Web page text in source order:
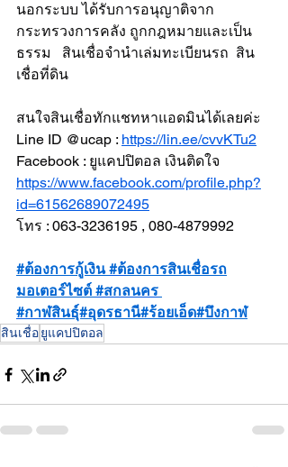
นอกระบบ ได้รับการอนุญาติจาก
กระทรวงการคลัง ถูกกฎหมายและเป็น
ธรรม   สินเชื่อจำนำเล่มทะเบียนรถ  สิน
เชื่อที่ดิน
สนใจสินเชื่อทักแชทหาแอดมินได้เลยค่ะ
Line ID @ucap : https://lin.ee/cvvKTu2
Facebook : ยูแคปปิตอล เงินติดใจ
https://www.facebook.com/profile.php?
id=61562689072495
โทร : 063-3236195 , 080-4879992
#ต้องการกู้เงิน #ต้องการสินเชื่อรถ
มอเตอร์ไซต์ #สกลนคร
#กาฬสินธุ์#อุดรธานี#ร้อยเอ็ด#บึงกาฬ
สินเชื่อยูแคปปิตอล